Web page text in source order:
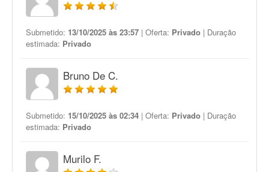
Submetido: 13/10/2025 às 23:57 | Oferta: Privado | Duração
estimada: Privado
Bruno De C.
Submetido: 15/10/2025 às 02:34 | Oferta: Privado | Duração
estimada: Privado
Murilo F.